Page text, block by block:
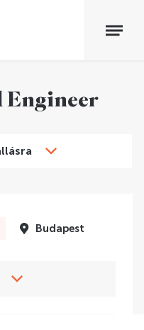
Engineer
Budapest